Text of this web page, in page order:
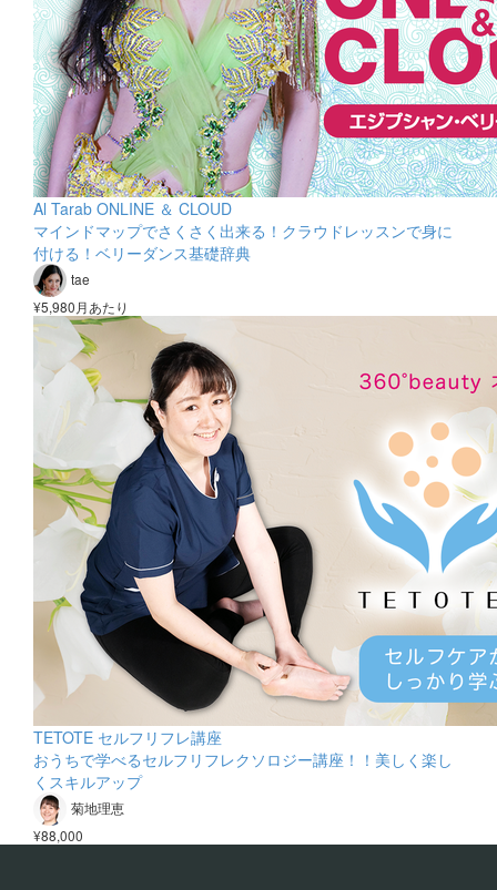
Al Tarab ONLINE ＆ CLOUD
マインドマップでさくさく出来る！クラウドレッスンで身に
付ける！ベリーダンス基礎辞典
tae
¥5,980月あたり
TETOTE セルフリフレ講座
おうちで学べるセルフリフレクソロジー講座！！美しく楽し
くスキルアップ
菊地理恵
¥88,000